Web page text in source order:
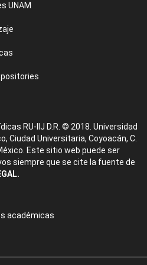
UNAM
RU-IIJ D.R. © 2018. Universidad
Ciudad Universitaria, Coyoacán, C.
Este sitio web puede ser
siempre que se cite la fuente de
académicas